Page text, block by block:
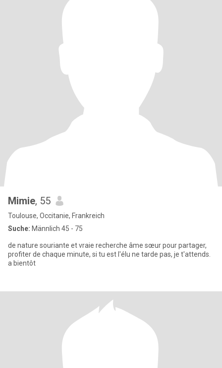
Mimie, 55
Toulouse, Occitanie, Frankreich
Suche: Männlich 45 - 75
de nature souriante et vraie recherche âme sœur pour partager,
profiter de chaque minute, si tu est l'élu ne tarde pas, je t'attends.
a bientôt